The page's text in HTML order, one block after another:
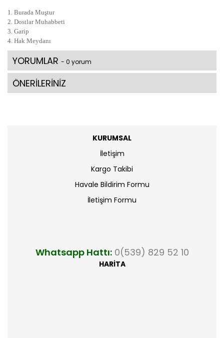
1. Burada Muştur
2. Dostlar Muhabbeti
3. Garip
4. Hak Meydanı
YORUMLAR - 0 yorum
ÖNERİLERİNİZ
KURUMSAL
İletişim
Kargo Takibi
Havale Bildirim Formu
İletişim Formu
Whatsapp Hattı: 0(539) 829 52 10
HARİTA